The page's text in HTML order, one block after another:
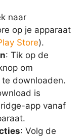
naar
op je apparaat
Store).
: Tik op de
om
downloaden.
is
app vanaf
: Volg de